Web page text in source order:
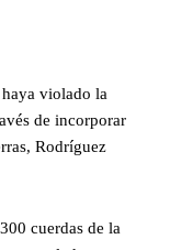
violado la
de incorporar
Rodríguez
cuerdas de la